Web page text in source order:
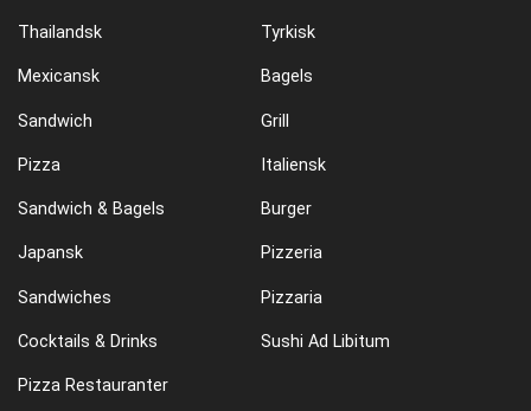
Thailandsk Tyrkisk
Mexicansk Bagels
Sandwich Grill
Pizza Italiensk
Sandwich & Bagels Burger
Japansk Pizzeria
Sandwiches Pizzaria
Cocktails & Drinks Sushi Ad Libitum
Pizza Restauranter